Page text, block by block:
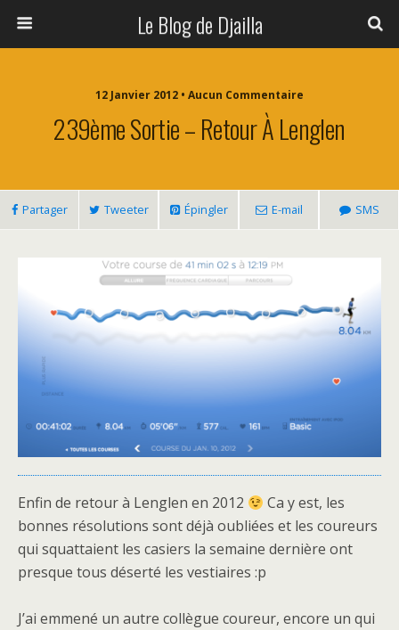
Le Blog de Djailla
12 Janvier 2012 • Aucun Commentaire
239ème Sortie – Retour À Lenglen
Partager Tweeter Épingler E-mail SMS
Enfin de retour à Lenglen en 2012
Ca y est, les
bonnes résolutions sont déjà oubliées et les coureurs
qui squattaient les casiers la semaine dernière ont
presque tous déserté les vestiaires :p
J’ai emmené un autre collègue coureur, encore un qui